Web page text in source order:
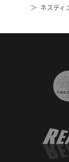
ネスティ